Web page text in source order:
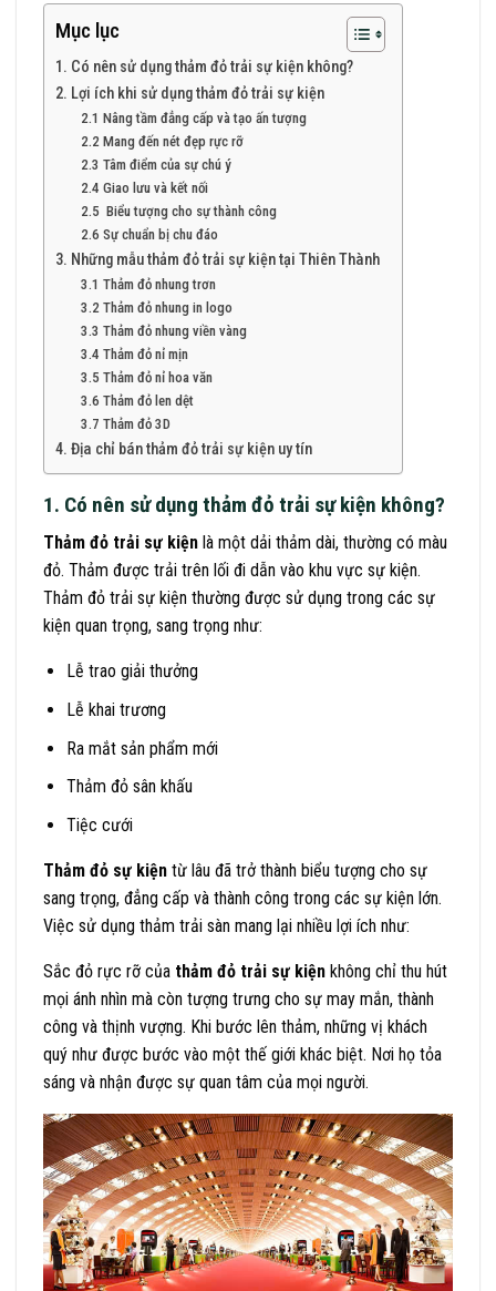
Mục lục
1. Có nên sử dụng thảm đỏ trải sự kiện không?
2. Lợi ích khi sử dụng thảm đỏ trải sự kiện
2.1 Nâng tầm đẳng cấp và tạo ấn tượng
2.2 Mang đến nét đẹp rực rỡ
2.3 Tâm điểm của sự chú ý
2.4 Giao lưu và kết nối
2.5 Biểu tượng cho sự thành công
2.6 Sự chuẩn bị chu đáo
3. Những mẫu thảm đỏ trải sự kiện tại Thiên Thành
3.1 Thảm đỏ nhung trơn
3.2 Thảm đỏ nhung in logo
3.3 Thảm đỏ nhung viền vàng
3.4 Thảm đỏ nỉ mịn
3.5 Thảm đỏ nỉ hoa văn
3.6 Thảm đỏ len dệt
3.7 Thảm đỏ 3D
4. Địa chỉ bán thảm đỏ trải sự kiện uy tín
1. Có nên sử dụng thảm đỏ trải sự kiện không?
Thảm đỏ trải sự kiện là một dải thảm dài, thường có màu
đỏ. Thảm được trải trên lối đi dẫn vào khu vực sự kiện.
Thảm đỏ trải sự kiện thường được sử dụng trong các sự
kiện quan trọng, sang trọng như:
Lễ trao giải thưởng
Lễ khai trương
Ra mắt sản phẩm mới
Thảm đỏ sân khấu
Tiệc cưới
Thảm đỏ sự kiện từ lâu đã trở thành biểu tượng cho sự
sang trọng, đẳng cấp và thành công trong các sự kiện lớn.
Việc sử dụng thảm trải sàn mang lại nhiều lợi ích như:
Sắc đỏ rực rỡ của thảm đỏ trải sự kiện không chỉ thu hút
mọi ánh nhìn mà còn tượng trưng cho sự may mắn, thành
công và thịnh vượng. Khi bước lên thảm, những vị khách
quý như được bước vào một thế giới khác biệt. Nơi họ tỏa
sáng và nhận được sự quan tâm của mọi người.